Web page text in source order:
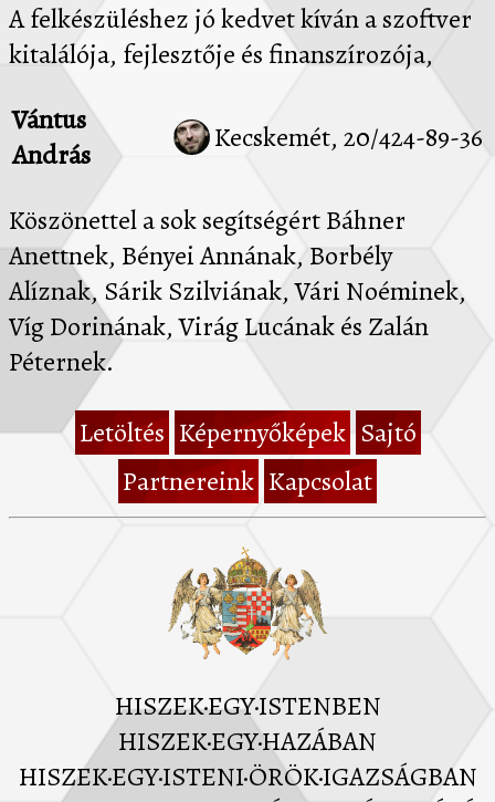
A felkészüléshez jó kedvet kíván a szoftver
kitalálója, fejlesztője és finanszírozója,
Vántus
András
Kecskemét, 20/424-89-36
Köszönettel a sok segítségért Báhner
Anettnek, Bényei Annának, Borbély
Alíznak, Sárik Szilviának, Vári Noéminek,
Víg Dorinának, Virág Lucának és Zalán
Péternek.
Letöltés Képernyőképek Sajtó
Partnereink Kapcsolat
HISZEK·EGY·ISTENBEN
HISZEK·EGY·HAZÁBAN
HISZEK·EGY·ISTENI·ÖRÖK·IGAZSÁGBAN